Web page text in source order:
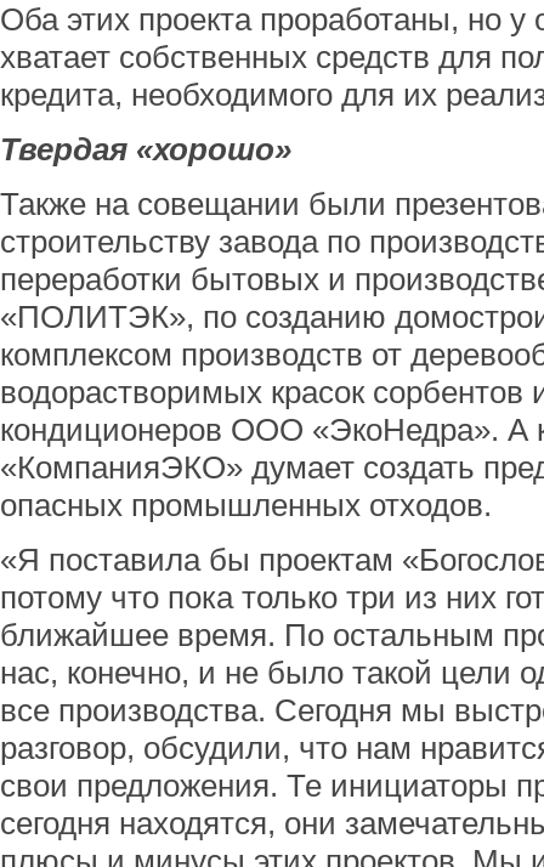
Оба этих проекта проработаны, но у
хватает собственных средств для
кредита, необходимого для их
Твердая «хорошо»
Также на совещании были
строительству завода по
переработки бытовых и
«ПОЛИТЭК», по созданию
комплексом производств от
водорастворимых красок сорбентов
кондиционеров ООО «ЭкоНедра».
«КомпанияЭКО» думает создать
опасных промышленных отходов.
«Я поставила бы проектам
потому что пока только три из них
ближайшее время. По остальным
нас, конечно, и не было такой цели
все производства. Сегодня мы
разговор, обсудили, что нам
свои предложения. Те инициаторы
сегодня находятся, они